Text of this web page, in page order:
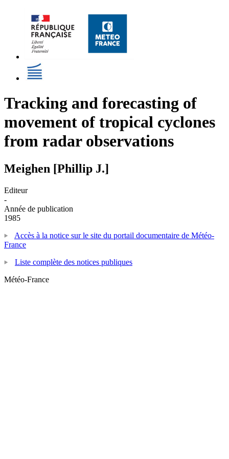
Tracking and forecasting of
movement of tropical cyclones
from radar observations
Meighen [Phillip J.]
Editeur
-
Année de publication
1985
Accès à la notice sur le site du portail documentaire de Météo-
France
Liste complète des notices publiques
Météo-France